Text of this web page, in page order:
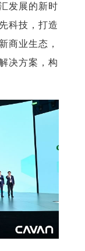
发展的新时
科技，打造
商业生态，
决方案，构